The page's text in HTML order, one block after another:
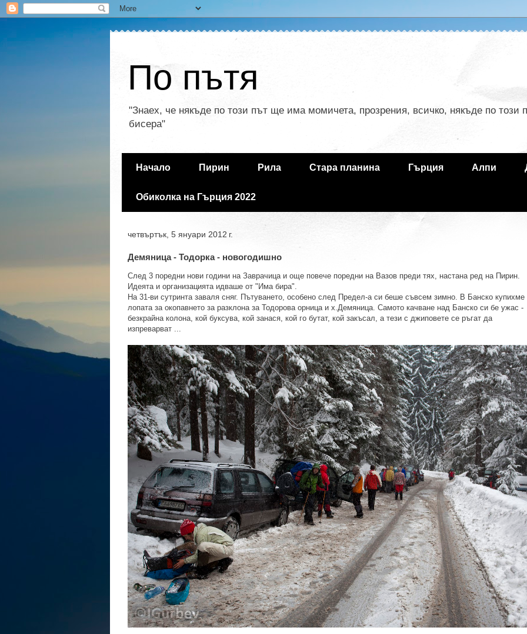
По пътя
"Знаех, че някъде по този път ще има момичета, прозрения, всичко, някъде по
бисера"
Начало Пирин Рила Стара планина Гърция Алпи
Обиколка на Гърция 2022
четвъртък, 5 януари 2012 г.
Демяница - Тодорка - новогодишно
След 3 поредни нови години на Заврачица и още повече поредни на Вазов преди тях, настана ред на Пирин.
Идеята и организацията идваше от "Има бира".
На 31-ви сутринта заваля сняг. Пътуването, особено след Предел-а си беше съвсем зимно. В Банско купихме
лопата за окопавнето за разклона за Тодорова орница и х.Демяница. Самото качване над Банско си бе ужас -
безкрайна колона, кой буксува, кой занася, кой го бутат, кой закъсал, а тези с джиповете се ръгат да
изпреварват ...